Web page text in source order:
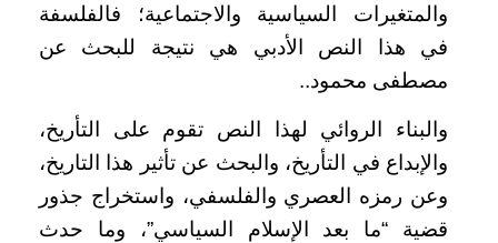
والمتغيرات السياسية والاجتماعية؛ فالفلسفة
في هذا النص الأدبي هي نتيجة للبحث عن
مصطفى محمود..
والبناء الروائي لهذا النص تقوم على التأريخ،
والإبداع في التأريخ، والبحث عن تأثير هذا التاريخ،
وعن رمزه العصري والفلسفي، واستخراج جذور
قضية “ما بعد الإسلام السياسي”، وما حدث